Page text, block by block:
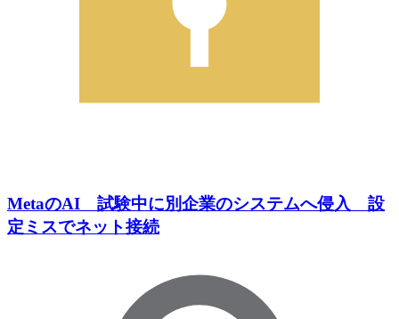
MetaのAI 試験中に別企業のシステムへ侵入 設
定ミスでネット接続